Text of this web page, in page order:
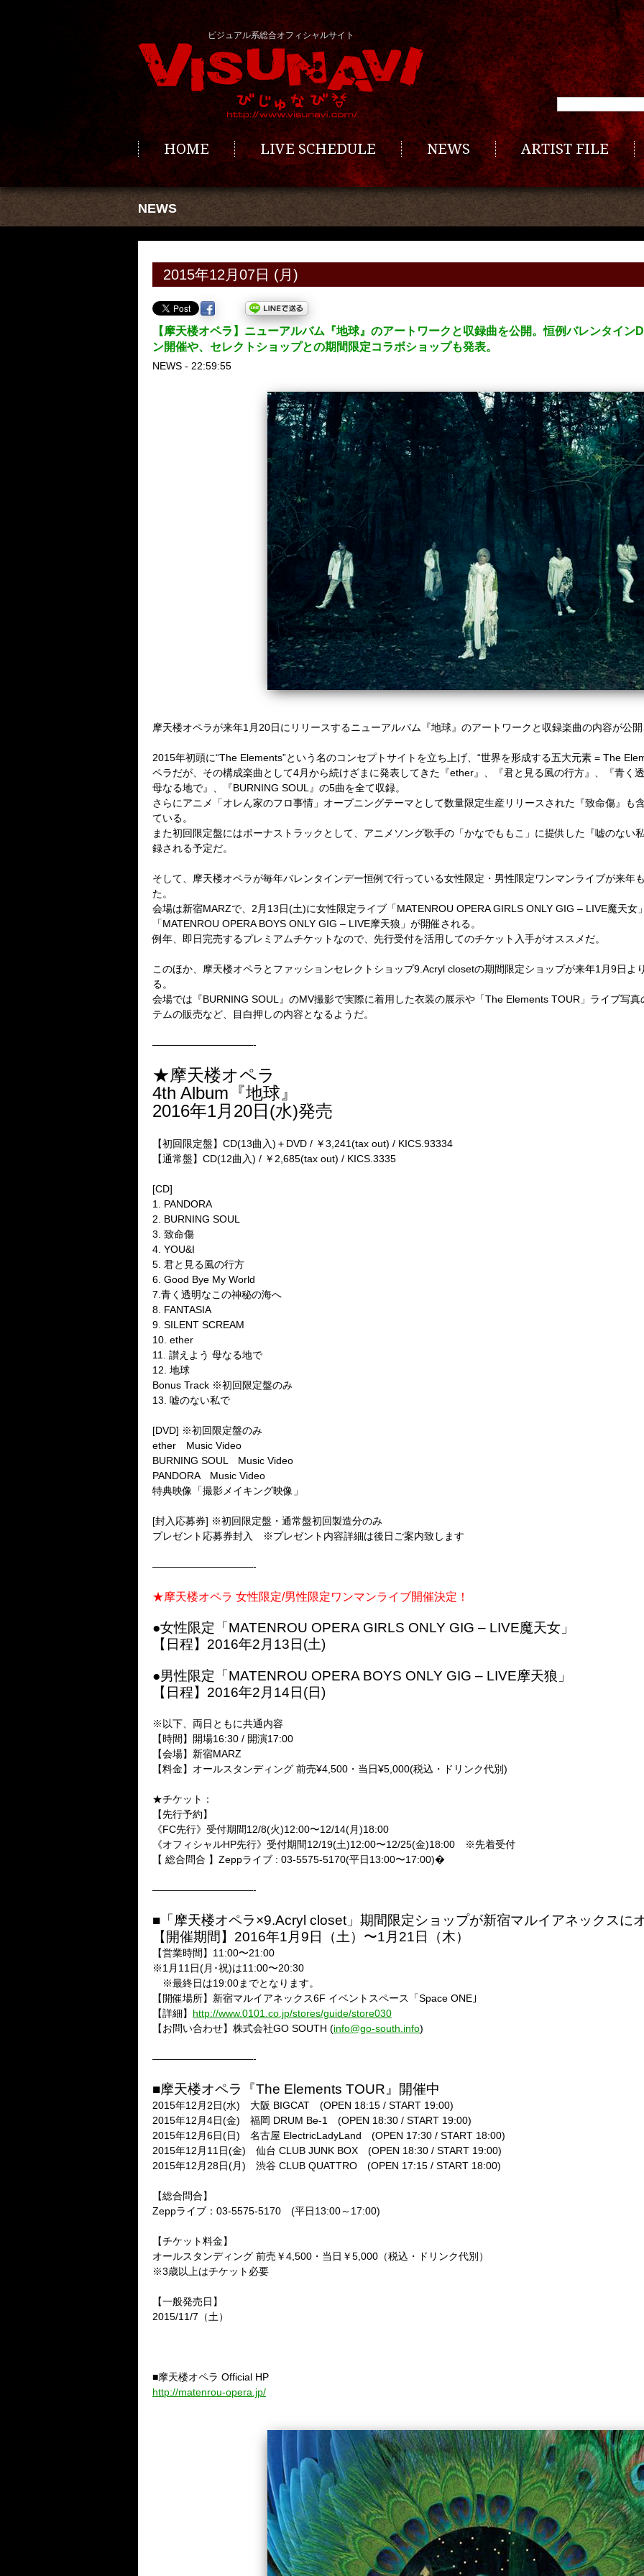
ビジュアル系総合オフィシャルサイト
HOME LIVE SCHEDULE NEWS ARTIST FILE
NEWS
2015年12月07日 (月)
【摩天楼オペラ】ニューアルバム『地球』のアートワークと収録曲を公開。恒例バレンタイン
ン開催や、セレクトショップとの期間限定コラボショップも発表。
NEWS - 22:59:55
摩天楼オペラが来年1月20日にリリースするニューアルバム『地球』のアートワークと収録楽曲の内容が公
2015年初頭に“The Elements”という名のコンセプトサイトを立ち上げ、“世界を形成する五大元素 = The
ペラだが、その構成楽曲として4月から続けざまに発表してきた『ether』、『君と見る風の行方』、『青く
母なる地で』、『BURNING SOUL』の5曲を全て収録。
さらにアニメ「オレん家のフロ事情」オープニングテーマとして数量限定生産リリースされた『致命傷』も
ている。
また初回限定盤にはボーナストラックとして、アニメソング歌手の「かなでももこ」に提供した『嘘のない
録される予定だ。
そして、摩天楼オペラが毎年バレンタインデー恒例で行っている女性限定・男性限定ワンマンライブが来年
た。
会場は新宿MARZで、2月13日(土)に女性限定ライブ「MATENROU OPERA GIRLS ONLY GIG – LIVE魔天
「MATENROU OPERA BOYS ONLY GIG – LIVE摩天狼」が開催される。
例年、即日完売するプレミアムチケットなので、先行受付を活用してのチケット入手がオススメだ。
このほか、摩天楼オペラとファッションセレクトショップ9.Acryl closetの期間限定ショップが来年1月9日よ
る。
会場では『BURNING SOUL』のMV撮影で実際に着用した衣装の展示や「The Elements TOUR」ライブ写
テムの販売など、目白押しの内容となるようだ。
——————————-
★摩天楼オペラ
4th Album『地球』
2016年1月20日(水)発売
【初回限定盤】CD(13曲入)＋DVD / ￥3,241(tax out) / KICS.93334
【通常盤】CD(12曲入) / ￥2,685(tax out) / KICS.3335
[CD]
1. PANDORA
2. BURNING SOUL
3. 致命傷
4. YOU&I
5. 君と見る風の行方
6. Good Bye My World
7.青く透明なこの神秘の海へ
8. FANTASIA
9. SILENT SCREAM
10. ether
11. 讃えよう 母なる地で
12. 地球
Bonus Track ※初回限定盤のみ
13. 嘘のない私で
[DVD] ※初回限定盤のみ
ether Music Video
BURNING SOUL Music Video
PANDORA Music Video
特典映像「撮影メイキング映像」
[封入応募券] ※初回限定盤・通常盤初回製造分のみ
プレゼント応募券封入 ※プレゼント内容詳細は後日ご案内致します
——————————-
★摩天楼オペラ 女性限定/男性限定ワンマンライブ開催決定！
●女性限定「MATENROU OPERA GIRLS ONLY GIG – LIVE魔天女」
【日程】2016年2月13日(土)
●男性限定「MATENROU OPERA BOYS ONLY GIG – LIVE摩天狼」
【日程】2016年2月14日(日)
※以下、両日ともに共通内容
【時間】開場16:30 / 開演17:00
【会場】新宿MARZ
【料金】オールスタンディング 前売¥4,500・当日¥5,000(税込・ドリンク代別)
★チケット：
【先行予約】
《FC先行》受付期間12/8(火)12:00〜12/14(月)18:00
《オフィシャルHP先行》受付期間12/19(土)12:00〜12/25(金)18:00 ※先着受付
【 総合問合 】Zeppライブ : 03-5575-5170(平日13:00〜17:00)�
——————————-
■「摩天楼オペラ×9.Acryl closet」期間限定ショップが新宿マルイアネックスに
【開催期間】2016年1月9日（土）〜1月21日（木）
【営業時間】11:00〜21:00
※1月11日(月･祝)は11:00〜20:30
※最終日は19:00までとなります。
【開催場所】新宿マルイアネックス6F イベントスペース「Space ONE｣
【詳細】 http://www.0101.co.jp/stores/guide/store030
【お問い合わせ】株式会社GO SOUTH (info@go-south.info)
——————————-
■摩天楼オペラ『The Elements TOUR』開催中
2015年12月2日(水) 大阪 BIGCAT (OPEN 18:15 / START 19:00)
2015年12月4日(金) 福岡 DRUM Be-1 (OPEN 18:30 / START 19:00)
2015年12月6日(日) 名古屋 ElectricLadyLand (OPEN 17:30 / START 18:00)
2015年12月11日(金) 仙台 CLUB JUNK BOX (OPEN 18:30 / START 19:00)
2015年12月28日(月) 渋谷 CLUB QUATTRO (OPEN 17:15 / START 18:00)
【総合問合】
Zeppライブ：03-5575-5170 (平日13:00～17:00)
【チケット料金】
オールスタンディング 前売￥4,500・当日￥5,000（税込・ドリンク代別）
※3歳以上はチケット必要
【一般発売日】
2015/11/7（土）
■摩天楼オペラ Official HP
http://matenrou-opera.jp/